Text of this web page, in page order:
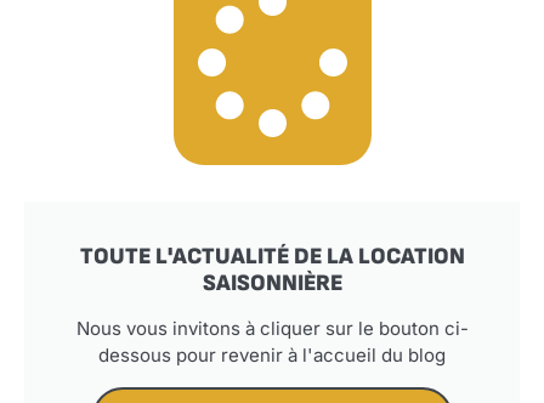
TOUTE L'ACTUALITÉ DE LA LOCATION
SAISONNIÈRE
Nous vous invitons à cliquer sur le bouton ci-
dessous pour revenir à l'accueil du blog